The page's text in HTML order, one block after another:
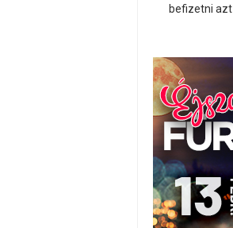
befizetni azt